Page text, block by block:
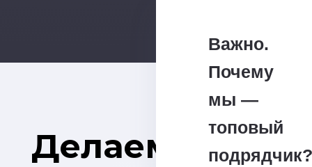
Делаем
Важно.
Почему
мы —
топовый
подрядчик?